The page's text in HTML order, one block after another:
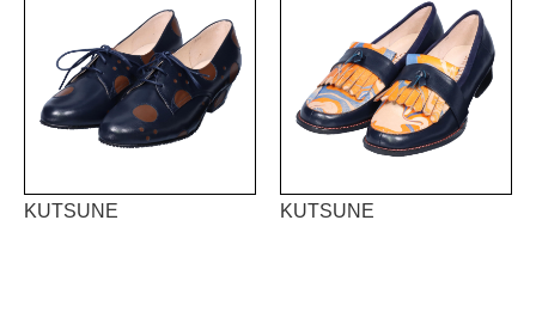
KUTSUNE KUTSUNE